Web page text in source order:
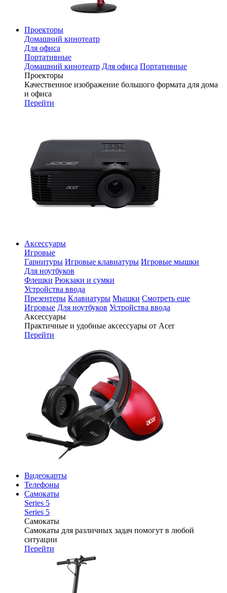
Проекторы
Домашний кинотеатр
Для офиса
Портативные
Домашний кинотеатр Для офиса Портативные
Проекторы
Качественное изображение большого формата для дома
и офиса
Перейти
Аксессуары
Игровые
Гарнитуры Игровые клавиатуры Игровые мышки
Для ноутбуков
Флешки Рюкзаки и сумки
Устройства ввода
Презентеры Клавиатуры Мышки Смотреть еще
Игровые Для ноутбуков Устройства ввода
Аксессуары
Практичные и удобные аксессуары от Acer
Перейти
Видеокарты
Телефоны
Самокаты
Series 5
Series 5
Самокаты
Самокаты для различных задач помогут в любой
ситуации
Перейти